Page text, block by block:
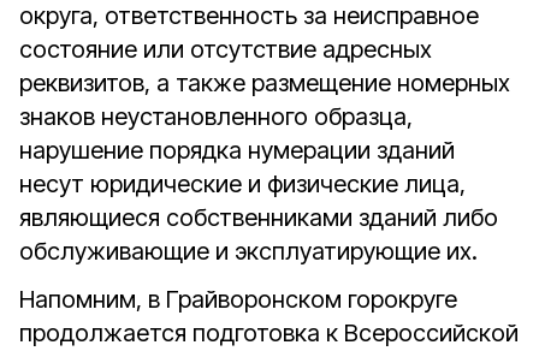
округа, ответственность за неисправное
состояние или отсутствие адресных
реквизитов, а также размещение номерных
знаков неустановленного образца,
нарушение порядка нумерации зданий
несут юридические и физические лица,
являющиеся собственниками зданий либо
обслуживающие и эксплуатирующие их.
Напомним, в Грайворонском горокруге
продолжается подготовка к Всероссийской